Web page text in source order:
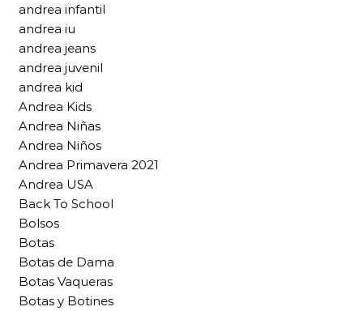
andrea infantil
andrea iu
andrea jeans
andrea juvenil
andrea kid
Andrea Kids
Andrea Niñas
Andrea Niños
Andrea Primavera 2021
Andrea USA
Back To School
Bolsos
Botas
Botas de Dama
Botas Vaqueras
Botas y Botines